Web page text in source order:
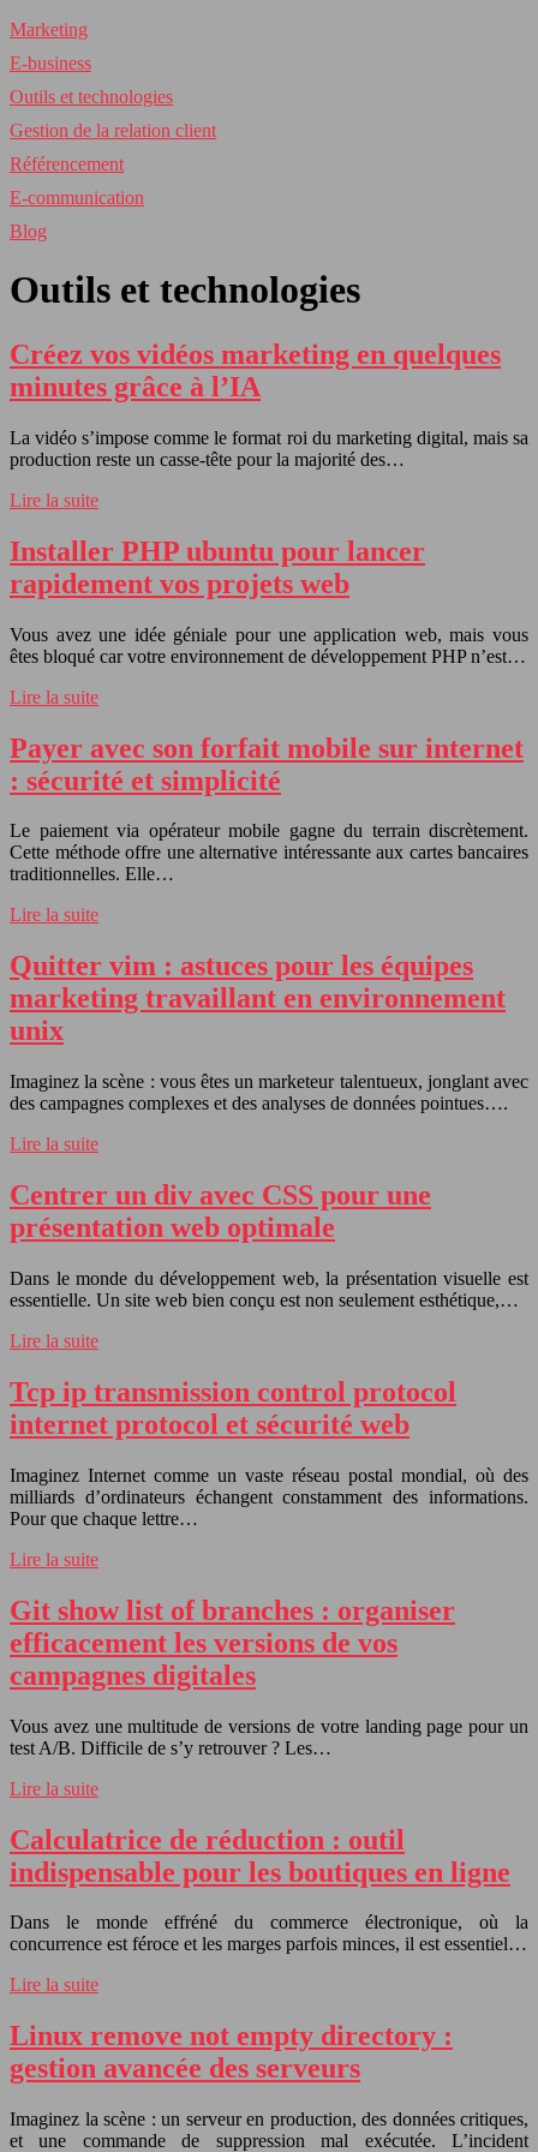
Marketing
E-business
Outils et technologies
Gestion de la relation client
Référencement
E-communication
Blog
Outils et technologies
Créez vos vidéos marketing en quelques
minutes grâce à l’IA
La vidéo s’impose comme le format roi du marketing digital, mais sa
production reste un casse-tête pour la majorité des…
Lire la suite
Installer PHP ubuntu pour lancer
rapidement vos projets web
Vous avez une idée géniale pour une application web, mais vous
êtes bloqué car votre environnement de développement PHP n’est…
Lire la suite
Payer avec son forfait mobile sur internet
: sécurité et simplicité
Le paiement via opérateur mobile gagne du terrain discrètement.
Cette méthode offre une alternative intéressante aux cartes bancaires
traditionnelles. Elle…
Lire la suite
Quitter vim : astuces pour les équipes
marketing travaillant en environnement
unix
Imaginez la scène : vous êtes un marketeur talentueux, jonglant avec
des campagnes complexes et des analyses de données pointues….
Lire la suite
Centrer un div avec CSS pour une
présentation web optimale
Dans le monde du développement web, la présentation visuelle est
essentielle. Un site web bien conçu est non seulement esthétique,…
Lire la suite
Tcp ip transmission control protocol
internet protocol et sécurité web
Imaginez Internet comme un vaste réseau postal mondial, où des
milliards d’ordinateurs échangent constamment des informations.
Pour que chaque lettre…
Lire la suite
Git show list of branches : organiser
efficacement les versions de vos
campagnes digitales
Vous avez une multitude de versions de votre landing page pour un
test A/B. Difficile de s’y retrouver ? Les…
Lire la suite
Calculatrice de réduction : outil
indispensable pour les boutiques en ligne
Dans le monde effréné du commerce électronique, où la
concurrence est féroce et les marges parfois minces, il est essentiel…
Lire la suite
Linux remove not empty directory :
gestion avancée des serveurs
Imaginez la scène : un serveur en production, des données critiques,
et une commande de suppression mal exécutée. L’incident